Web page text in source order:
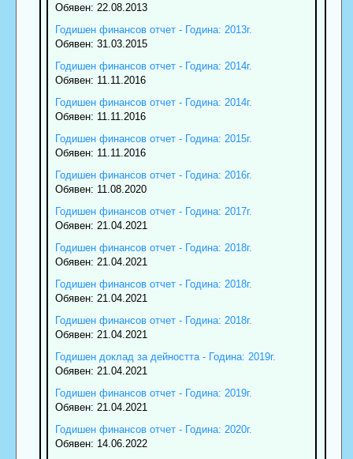
Обявен: 22.08.2013
Годишен финансов отчет - Година: 2013г.
Обявен: 31.03.2015
Годишен финансов отчет - Година: 2014г.
Обявен: 11.11.2016
Годишен финансов отчет - Година: 2014г.
Обявен: 11.11.2016
Годишен финансов отчет - Година: 2015г.
Обявен: 11.11.2016
Годишен финансов отчет - Година: 2016г.
Обявен: 11.08.2020
Годишен финансов отчет - Година: 2017г.
Обявен: 21.04.2021
Годишен финансов отчет - Година: 2018г.
Обявен: 21.04.2021
Годишен финансов отчет - Година: 2018г.
Обявен: 21.04.2021
Годишен финансов отчет - Година: 2018г.
Обявен: 21.04.2021
Годишен доклад за дейността - Година: 2019г.
Обявен: 21.04.2021
Годишен финансов отчет - Година: 2019г.
Обявен: 21.04.2021
Годишен финансов отчет - Година: 2020г.
Обявен: 14.06.2022